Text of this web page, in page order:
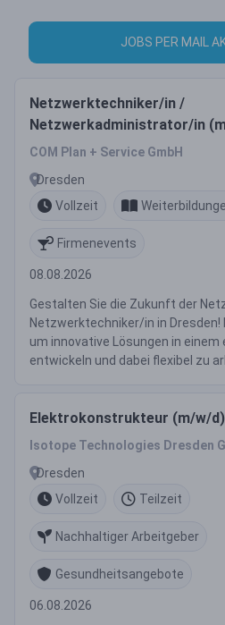
JOBS PER MAIL
Netzwerktechniker/in /
Netzwerkadministrator/in
COM Plan + Service GmbH
Dresden
Vollzeit
Firmenevents
08.08.2026
Gestalten Sie die Zukunft der
Netzwerktechniker/in in Dresden!
um innovative Lösungen in
entwickeln und dabei flexibel zu
Elektrokonstrukteur (m/w/d)
Isotope Technologies Dresden
Dresden
Vollzeit
Teilzeit
Nachhaltiger Arbeitgeber
Gesundheitsangebote
06.08.2026